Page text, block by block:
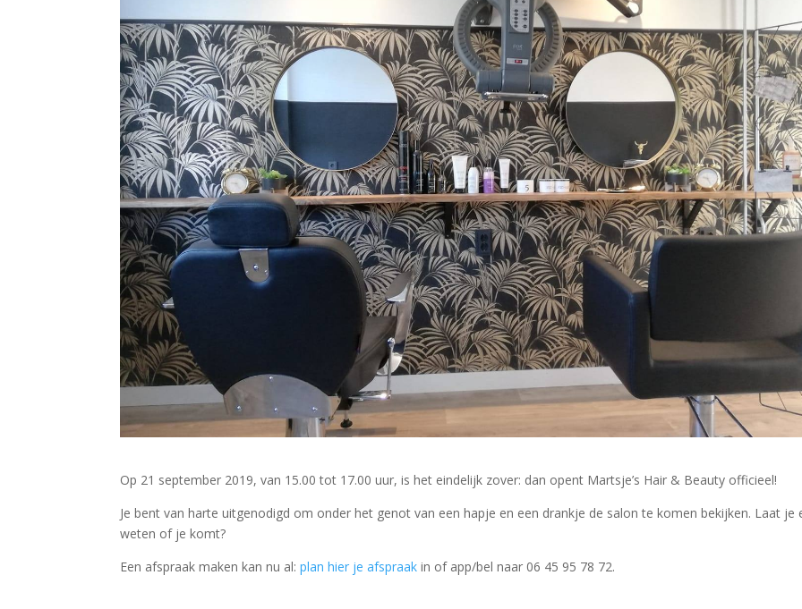
Op 21 september 2019, van 15.00 tot 17.00 uur, is het eindelijk zover: dan opent Martsje’s Hair & Beauty officieel!
Je bent van harte uitgenodigd om onder het genot van een hapje en een drankje de salon te komen bekijken. Laat je
weten of je komt?
Een afspraak maken kan nu al:plan hier je afspraak in of app/bel naar 06 45 95 78 72.